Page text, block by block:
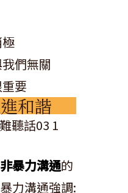
們無關
要
和諧
非暴力溝通的
力溝通強調: